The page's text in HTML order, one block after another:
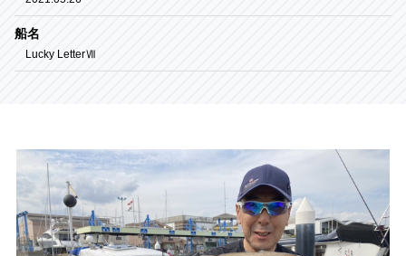
船名
Lucky LetterⅦ